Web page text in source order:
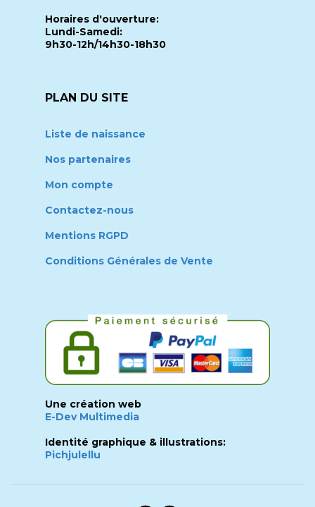
Horaires d'ouverture:
Lundi-Samedi:
9h30-12h/14h30-18h30
PLAN DU SITE
Liste de naissance
Nos partenaires
Mon compte
Contactez-nous
Mentions RGPD
Conditions Générales de Vente
Une création web
E-Dev Multimedia
Identité graphique & illustrations:
Pichjulellu